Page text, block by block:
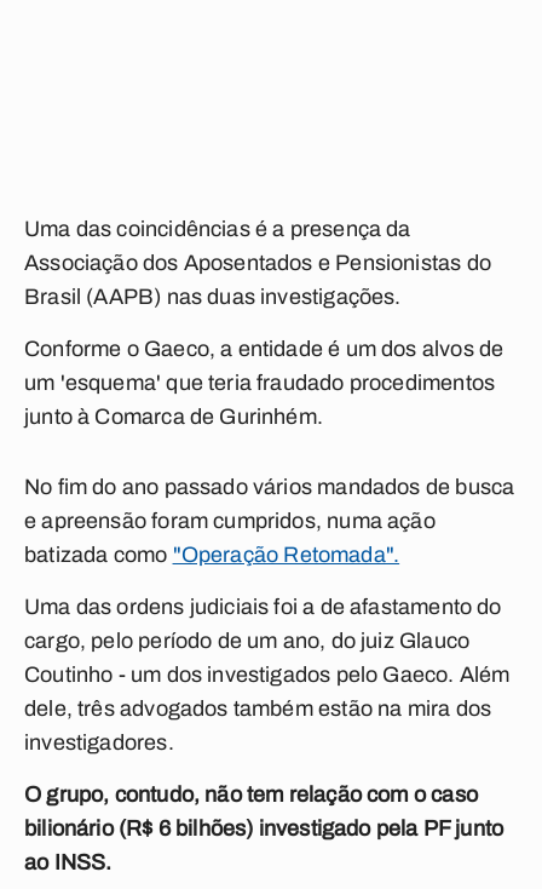
Uma das coincidências é a presença da
Associação dos Aposentados e Pensionistas do
Brasil (AAPB) nas duas investigações.
Conforme o Gaeco, a entidade é um dos alvos de
um 'esquema' que teria fraudado procedimentos
junto à Comarca de Gurinhém.
No fim do ano passado vários mandados de busca
e apreensão foram cumpridos, numa ação
batizada como "Operação Retomada".
Uma das ordens judiciais foi a de afastamento do
cargo, pelo período de um ano, do juiz Glauco
Coutinho - um dos investigados pelo Gaeco. Além
dele, três advogados também estão na mira dos
investigadores.
O grupo, contudo, não tem relação com o caso
bilionário (R$ 6 bilhões) investigado pela PF junto
ao INSS.